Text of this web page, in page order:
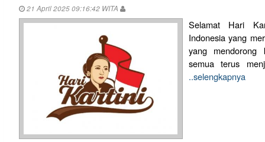
21 April 2025 09:16:42 WITA
Selamat Hari
Indonesia yang
yang mendorong
semua terus
..selengkapnya